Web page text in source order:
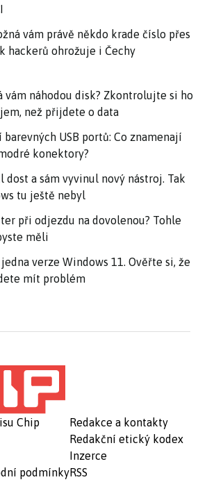
vám právě někdo krade číslo přes
hackerů ohrožuje i Čechy
vám náhodou disk? Zkontrolujte si ho
než přijdete o data
USB portů: Co znamenají
konektory?
dost a sám vyvinul nový nástroj. Tak
tu ještě nebyl
při odjezdu na dovolenou? Tohle
měli
verze Windows 11. Ověřte si, že
mít problém
Chip
podmínky
Redakce a kontakty
Redakční etický kodex
Inzerce
RSS